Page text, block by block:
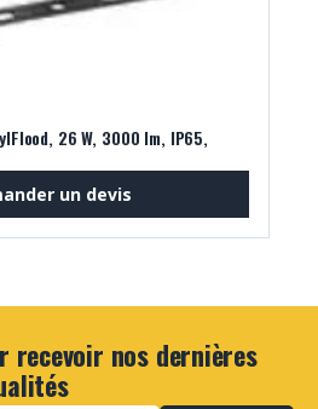
26 W, 3000 lm, IP65,
un devis
recevoir nos dernières